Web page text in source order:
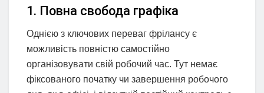
1. Повна свобода графіка
Однією з ключових переваг фрілансу є
можливість повністю самостійно
організовувати свій робочий час. Тут немає
фіксованого початку чи завершення робочого